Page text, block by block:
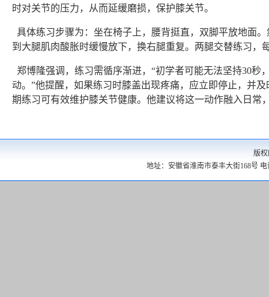
时对关节的压力，从而延缓磨损，保护膝关节。
具体练习步骤为：坐在椅子上，腰背挺直，双脚平放地面
到大腿肌肉酸胀时缓慢放下，换右腿重复。两腿交替练习，
郑博隆强调，练习需循序渐进，“初学者可能无法坚持30
动。”他提醒，如果练习时膝盖出现疼痛，应立即停止，并
期练习可有效维护膝关节健康。他建议将这一动作融入日
版
地址：安徽省淮南市泰丰大街168号